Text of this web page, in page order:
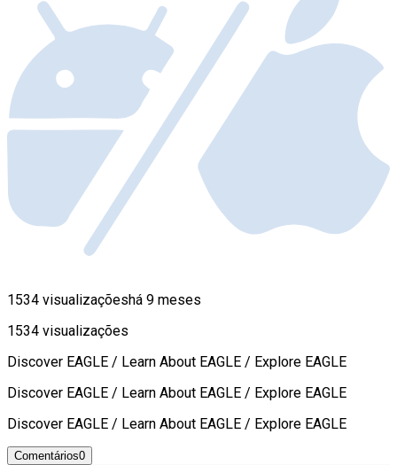
1534 visualizaçõeshá 9 meses
1534 visualizações
Discover EAGLE / Learn About EAGLE / Explore EAGLE
Discover EAGLE / Learn About EAGLE / Explore EAGLE
Discover EAGLE / Learn About EAGLE / Explore EAGLE
Comentários0